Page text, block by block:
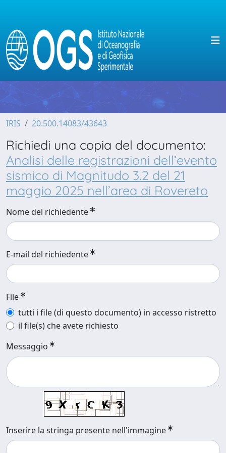
IRIS 20.500.14083/43643
Richiedi una copia del documento:
Analisi delle registrazioni dell’evento
sismico di Magnitudo 3.2 del 21
maggio 2025 nell’area di Rovereto
Nome del richiedente
E-mail del richiedente
File
tutti i file (di questo documento) in accesso ristretto
il file(s) che avete richiesto
Messaggio
Inserire la stringa presente nell'immagine